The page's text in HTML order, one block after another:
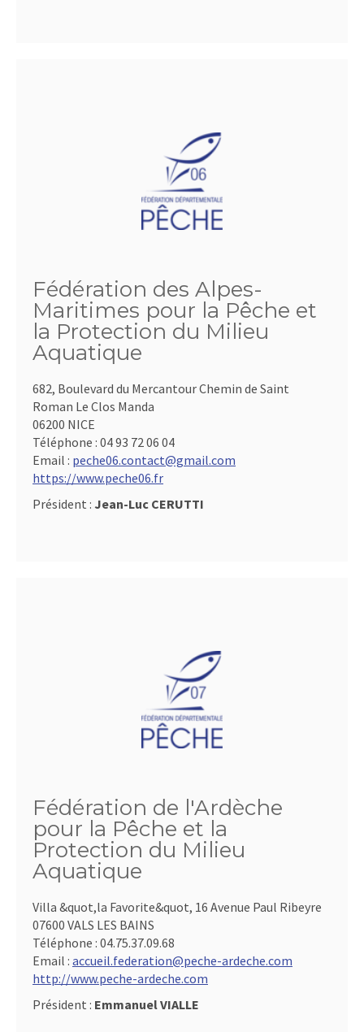
Fédération des Alpes-
Maritimes pour la Pêche et
la Protection du Milieu
Aquatique
682, Boulevard du Mercantour Chemin de Saint
Roman Le Clos Manda
06200 NICE
Téléphone : 04 93 72 06 04
Email : peche06.contact@gmail.com
https://www.peche06.fr
Président : Jean-Luc CERUTTI
Fédération de l'Ardèche
pour la Pêche et la
Protection du Milieu
Aquatique
Villa &quot,la Favorite&quot, 16 Avenue Paul Ribeyre
07600 VALS LES BAINS
Téléphone : 04.75.37.09.68
Email : accueil.federation@peche-ardeche.com
http://www.peche-ardeche.com
Président : Emmanuel VIALLE